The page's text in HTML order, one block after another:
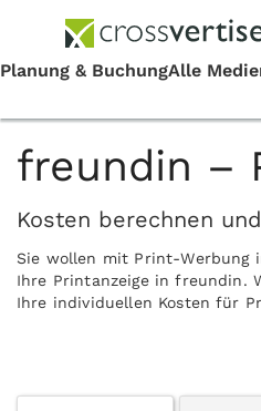
freundin –
Kosten berechnen
Sie wollen mit Print-Werbung
Ihre Printanzeige in freundin.
Ihre individuellen Kosten für